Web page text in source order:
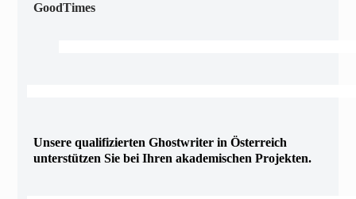
GoodTimes
Unsere qualifizierten Ghostwriter in Österreich
unterstützen Sie bei Ihren akademischen Projekten.